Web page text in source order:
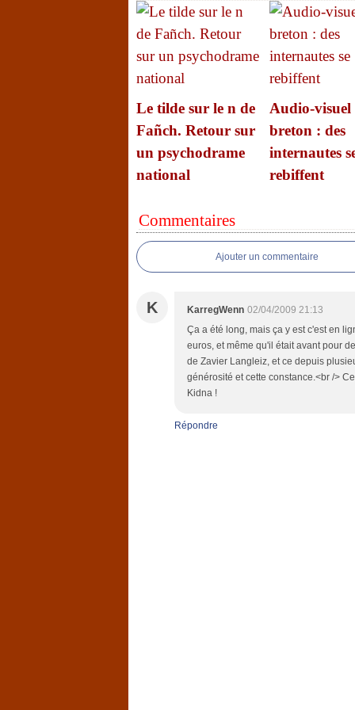
Le tilde sur le n de
Fañch. Retour sur
un psychodrame
national
Audio-visuel
breton : des
internautes
rebiffent
Commentaires
Ajouter un commentaire
K KarregWenn 02/04/2009 21:13
Ça a été long, mais ça y est c'est en
euros, et même qu'il était avant pour
de Zavier Langleiz, et ce depuis
générosité et cette constance.<br />
Kidna !
Répondre